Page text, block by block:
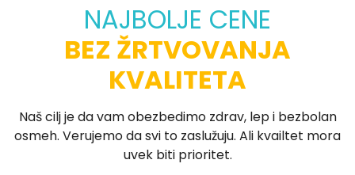
NAJBOLJE CENE
BEZ ŽRTVOVANJA
KVALITETA
Naš cilj je da vam obezbedimo zdrav, lep i bezbolan
osmeh. Verujemo da svi to zaslužuju. Ali kvailtet mora
uvek biti prioritet.